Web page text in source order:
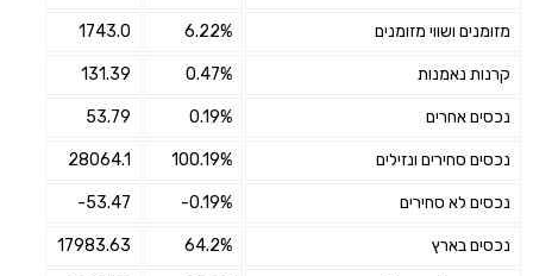
מזומנים ושווי מזומנים 6.22%
1743.0
קרנות נאמנות 0.47%
131.39
נכסים אחרים 0.19%
53.79
נכסים סחירים ונזילים 100.19%
28064.1
נכסים לא סחירים -0.19%
-53.47
נכסים בארץ 64.2%
17983.63